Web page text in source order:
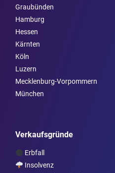
Graubünden
Hamburg
Hessen
Kärnten
Köln
Luzern
Mecklenburg-Vorpommern
München
Verkaufsgründe
Erbfall
Insolvenz